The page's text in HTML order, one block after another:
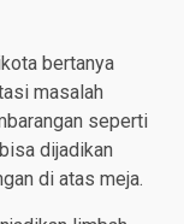
bertanya
masalah
seperti
dijadikan
di atas meja.